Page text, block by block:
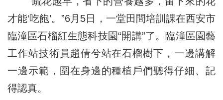
才能‘吃飽’。”6月5日，一堂田間培訓課在西安市
臨潼區石榴紅生態科技園“開講”了。臨潼區園藝
工作站技術員趙倩兮站在石榴樹下，一邊講解
一邊示範，圍在身邊的種植戶們聽得仔細、記
得認真。